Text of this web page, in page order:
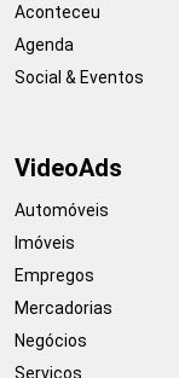
Aconteceu
Agenda
Social & Eventos
VideoAds
Automóveis
Imóveis
Empregos
Mercadorias
Negócios
Serviços